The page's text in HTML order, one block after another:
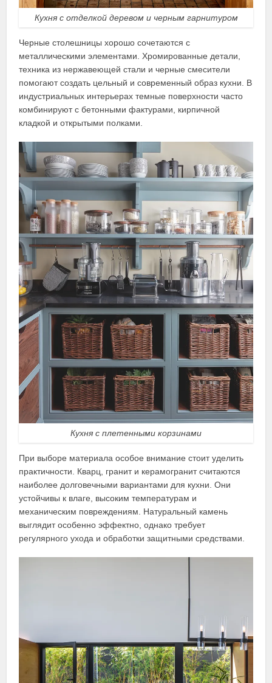
Кухня с отделкой деревом и черным гарнитуром
Черные столешницы хорошо сочетаются с
металлическими элементами. Хромированные детали,
техника из нержавеющей стали и черные смесители
помогают создать цельный и современный образ кухни. В
индустриальных интерьерах темные поверхности часто
комбинируют с бетонными фактурами, кирпичной
кладкой и открытыми полками.
Кухня с плетенными корзинами
При выборе материала особое внимание стоит уделить
практичности. Кварц, гранит и керамогранит считаются
наиболее долговечными вариантами для кухни. Они
устойчивы к влаге, высоким температурам и
механическим повреждениям. Натуральный камень
выглядит особенно эффектно, однако требует
регулярного ухода и обработки защитными средствами.